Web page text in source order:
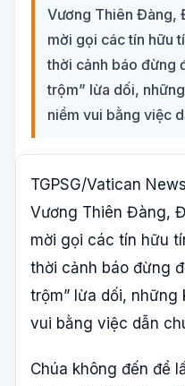
Vương Thiên Đàng,
mời gọi các tín hữu
thời cảnh báo đừng
trộm” lừa dối,
niềm vui bằng việc
TGPSG/Vatican
Vương Thiên Đàng,
mời gọi các tín hữu
thời cảnh báo đừng
trộm” lừa dối, những
vui bằng việc dẫn
Chúa không đến để